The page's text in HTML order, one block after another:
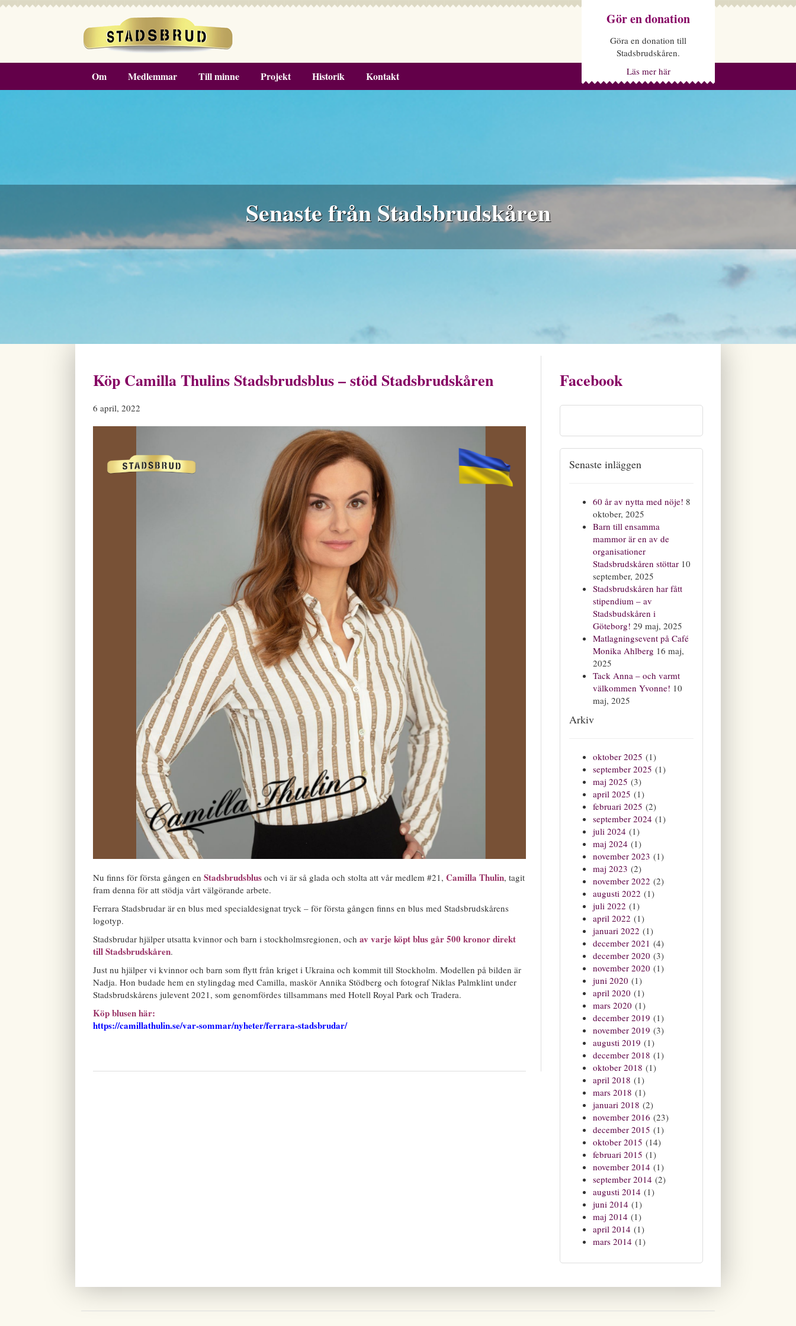
Gör en donation
Göra en donation till
Stadsbrudskåren.
Läs mer här
Om Medlemmar Till minne Projekt Historik Kontakt
Senaste från Stadsbrudskåren
Köp Camilla Thulins Stadsbrudsblus – stöd Stadsbrudskåren
6 april, 2022
Nu finns för första gången en Stadsbrudsblus och vi är så glada och stolta att vår medlem #21, Camilla Thulin, tagit
fram denna för att stödja vårt välgörande arbete.
Ferrara Stadsbrudar är en blus med specialdesignat tryck – för första gången finns en blus med Stadsbrudskårens
logotyp.
Stadsbrudar hjälper utsatta kvinnor och barn i stockholmsregionen, och av varje köpt blus går 500 kronor direkt
till Stadsbrudskåren.
Just nu hjälper vi kvinnor och barn som flytt från kriget i Ukraina och kommit till Stockholm. Modellen på bilden är
Nadja. Hon budade hem en stylingdag med Camilla, maskör Annika Stödberg och fotograf Niklas Palmklint under
Stadsbrudskårens julevent 2021, som genomfördes tillsammans med Hotell Royal Park och Tradera.
Köp blusen här:
https://camillathulin.se/var-sommar/nyheter/ferrara-stadsbrudar/
Facebook
Senaste inläggen
60 år av nytta med nöje! 8
oktober, 2025
Barn till ensamma
mammor är en av de
organisationer
Stadsbrudskåren stöttar 10
september, 2025
Stadsbrudskåren har fått
stipendium – av
Stadsbudskåren i
Göteborg! 29 maj, 2025
Matlagningsevent på Café
Monika Ahlberg 16 maj,
2025
Tack Anna – och varmt
välkommen Yvonne! 10
maj, 2025
Arkiv
oktober 2025 (1)
september 2025 (1)
maj 2025 (3)
april 2025 (1)
februari 2025 (2)
september 2024 (1)
juli 2024 (1)
maj 2024 (1)
november 2023 (1)
maj 2023 (2)
november 2022 (2)
augusti 2022 (1)
juli 2022 (1)
april 2022 (1)
januari 2022 (1)
december 2021 (4)
december 2020 (3)
november 2020 (1)
juni 2020 (1)
april 2020 (1)
mars 2020 (1)
december 2019 (1)
november 2019 (3)
augusti 2019 (1)
december 2018 (1)
oktober 2018 (1)
april 2018 (1)
mars 2018 (1)
januari 2018 (2)
november 2016 (23)
december 2015 (1)
oktober 2015 (14)
februari 2015 (1)
november 2014 (1)
september 2014 (2)
augusti 2014 (1)
juni 2014 (1)
maj 2014 (1)
april 2014 (1)
mars 2014 (1)